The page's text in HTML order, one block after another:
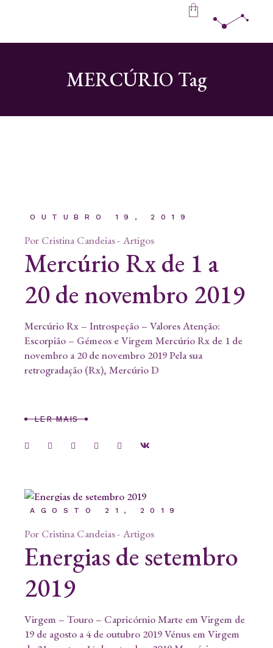
MERCÚRIO Tag
OUTUBRO 19, 2019
Por Cristina Candeias Artigos
Mercúrio Rx de 1 a
20 de novembro 2019
Mercúrio Rx – Introspeção – Valores Atenção:
Escorpião – Gémeos e Virgem Mercúrio Rx de 1 de
novembro a 20 de novembro 2019 Pela sua
retrogradação (Rx), Mercúrio D
LER MAIS
AGOSTO 21, 2019
Por Cristina Candeias Artigos
Energias de setembro
2019
Virgem – Touro – Capricórnio Marte em Virgem de
19 de agosto a 4 de outubro 2019 Vénus em Virgem